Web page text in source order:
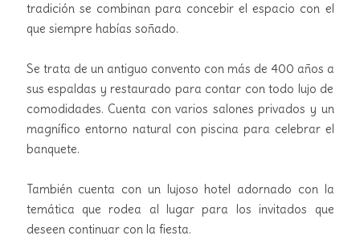
tradición se combinan para concebir el espacio con el
que siempre habías soñado.
Se trata de un antiguo convento con más de 400 años a
sus espaldas y restaurado para contar con todo lujo de
comodidades. Cuenta con varios salones privados y un
magnífico entorno natural con piscina para celebrar el
banquete.
También cuenta con un lujoso hotel adornado con la
temática que rodea al lugar para los invitados que
deseen continuar con la fiesta.